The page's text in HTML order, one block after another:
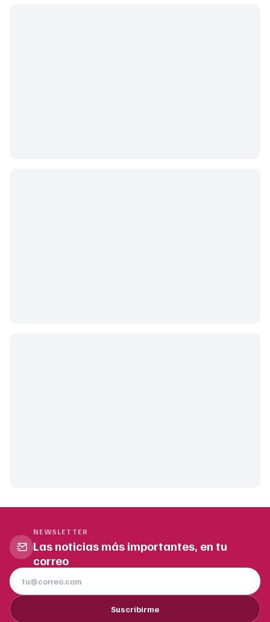
NEWSLETTER
Las noticias más importantes, en tu
correo
Suscribirme